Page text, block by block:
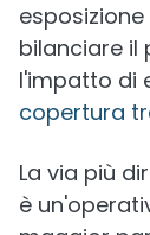
bilanciare
l'impatto di
copertura
La via più
è